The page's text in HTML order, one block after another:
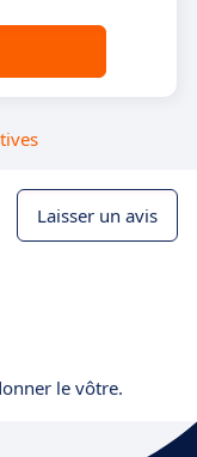
Laisser un avis
le vôtre.